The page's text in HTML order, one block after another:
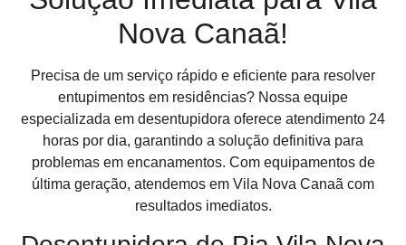
Nova Canaã!
Precisa de um serviço rápido e eficiente para resolver
entupimentos em residências? Nossa equipe
especializada em desentupidora oferece atendimento 24
horas por dia, garantindo a solução definitiva para
problemas em encanamentos. Com equipamentos de
última geração, atendemos em Vila Nova Canaã com
resultados imediatos.